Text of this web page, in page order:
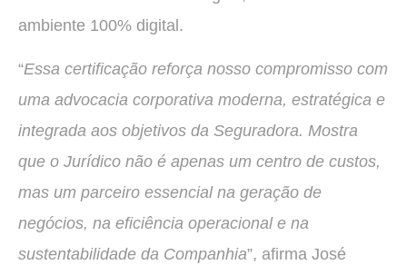
ambiente 100% digital.
“Essa certificação reforça nosso compromisso com
uma advocacia corporativa moderna, estratégica e
integrada aos objetivos da Seguradora. Mostra
que o Jurídico não é apenas um centro de custos,
mas um parceiro essencial na geração de
negócios, na eficiência operacional e na
sustentabilidade da Companhia”, afirma José